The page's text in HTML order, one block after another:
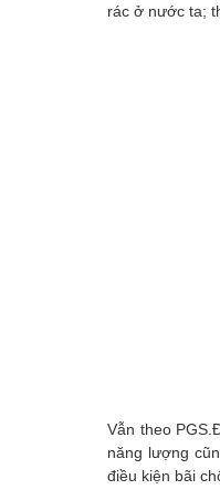
rác ở nước ta;
Vẫn theo
năng lượng
điều kiện bãi